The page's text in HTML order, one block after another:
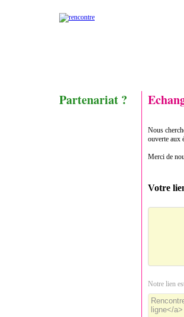
Nous
ouverte aux
Merci de
Votre
Notre lien
Partenariat ?